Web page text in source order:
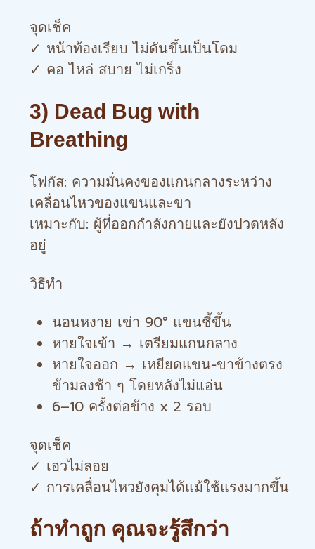
จุดเช็ค
✓ หน้าท้องเรียบ ไม่ดันขึ้นเป็นโดม
✓ คอ ไหล่ สบาย ไม่เกร็ง
3) Dead Bug with
Breathing
โฟกัส: ความมั่นคงของแกนกลางระหว่าง
เคลื่อนไหวของแขนและขา
เหมาะกับ: ผู้ที่ออกกำลังกายและยังปวดหลัง
อยู่
วิธีทำ
นอนหงาย เข่า 90° แขนชี้ขึ้น
หายใจเข้า → เตรียมแกนกลาง
หายใจออก → เหยียดแขน-ขาข้างตรง
ข้ามลงช้า ๆ โดยหลังไม่แอ่น
6–10 ครั้งต่อข้าง x 2 รอบ
จุดเช็ค
✓ เอวไม่ลอย
✓ การเคลื่อนไหวยังคุมได้แม้ใช้แรงมากขึ้น
ถ้าทำถูก คุณจะรู้สึกว่า